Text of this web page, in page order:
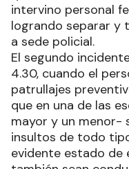
intervino personal
logrando separar y
a sede policial.
El segundo
4.30, cuando el
patrullajes
que en una de las
mayor y un menor-
insultos de todo
evidente estado de